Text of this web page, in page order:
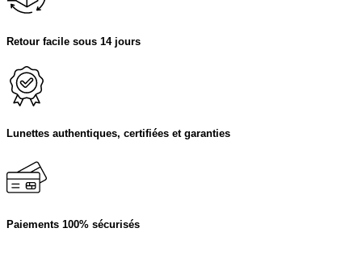
Retour facile sous 14 jours
Lunettes authentiques, certifiées et garanties
Paiements 100% sécurisés